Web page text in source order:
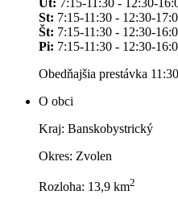
Ut: 7:15-11:30 - 12:30-
St: 7:15-11:30 - 12:30-
Št: 7:15-11:30 - 12:30-
Pi: 7:15-11:30 - 12:30-
Obedňajšia prestávka
O obci
Kraj: Banskobystrický
Okres: Zvolen
Rozloha: 13,9 km2